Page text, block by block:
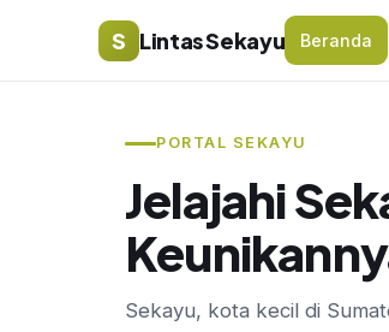
S Lintas Sekayu Beranda
PORTAL SEKAYU
Jelajahi
Sekayu, kota kecil di